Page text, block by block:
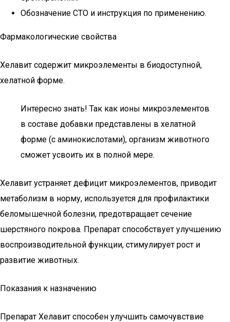
Обозначение СТО и инструкция по применению.
Фармакологические свойства
Хелавит содержит микроэлементы в биодоступной,
хелатной форме.
Интересно знать! Так как ионы микроэлементов
в составе добавки представлены в хелатной
форме (с аминокислотами), организм животного
сможет усвоить их в полной мере.
Хелавит устраняет дефицит микроэлементов, приводит
метаболизм в норму, используется для профилактики
беломышечной болезни, предотвращает сечение
шерстяного покрова. Препарат способствует улучшению
воспроизводительной функции, стимулирует рост и
развитие животных.
Показания к назначению
Препарат Хелавит способен улучшить самочувствие